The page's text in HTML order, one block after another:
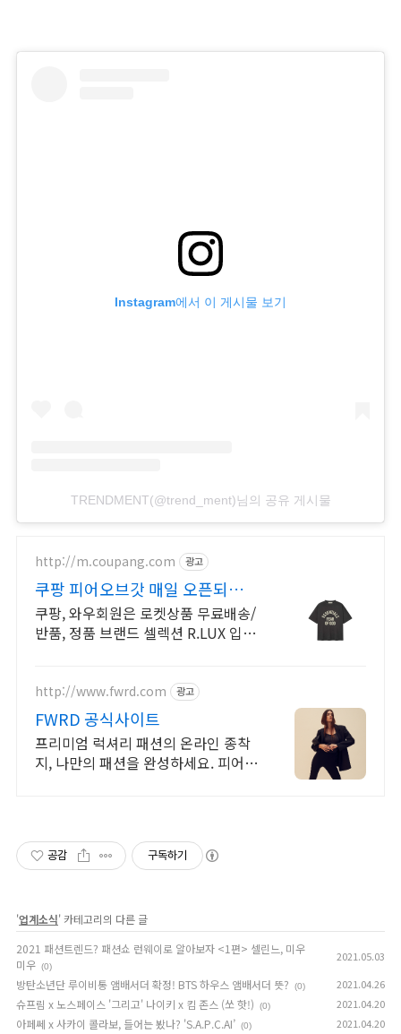
Instagram에서 이 게시물 보기
TRENDMENT(@trend_ment)님의 공유 게시물
http://m.coupang.com 광고
쿠팡 피어오브갓 매일 오픈되는
와우회원 특가
쿠팡, 와우회원은 로켓상품 무료배송/
반품, 정품 브랜드 셀렉션 R.LUX 입
http://www.fwrd.com 광고
FWRD 공식사이트
프리미엄 럭셔리 패션의 온라인 종착
지, 나만의 패션을 완성하세요. 피어오
공감 구독하기
'업계소식' 카테고리의 다른 글
2021 패션트렌드? 패션쇼 런웨이로 알아보자 <1편> 셀린느, 미우
미우 (0)
2021.05.03
방탄소년단 루이비통 앰배서더 확정! BTS 하우스 앰배서더 뜻? (0) 2021.04.26
슈프림 x 노스페이스 '그리고' 나이키 x 킴 존스 (쏘 핫!) (0) 2021.04.20
아페쎄 x 사카이 콜라보, 들어는 봤나? 'S.A.P.C.AI’ (0) 2021.04.20